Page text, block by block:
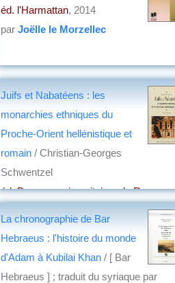
éd. l'Harmattan, 2014
par Joëlle le Morzellec
Juifs et Nabatéens : les
monarchies ethniques du
Proche-Orient hellénistique et
romain / Christian-Georges
Schwentzel
éd. Presses universitaires de Rennes,
La chronographie de Bar
Hebraeus : l'histoire du monde
d'Adam à Kubilai Khan / [ Bar
Hebraeus ] ; traduit du syriaque par